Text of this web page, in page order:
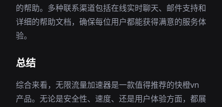
的帮助。多种联系渠道包括在线实时聊天、邮件支持和
详细的帮助文档，确保每位用户都能获得满意的服务体
验。
总结
综合来看，无限流量加速器是一款值得推荐的快橙vn
产品。无论是安全性、速度、还是用户体验方面，都展